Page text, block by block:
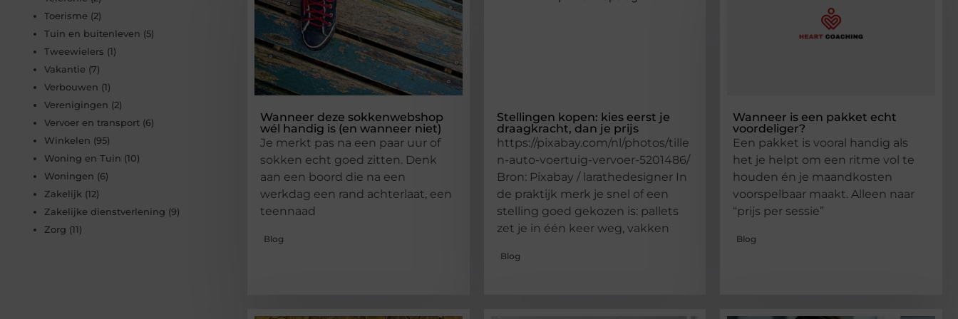
Toerisme (2)
Tuin en buitenleven (5)
Tweewielers (1)
Vakantie (7)
Verbouwen (1)
Verenigingen (2)
Vervoer en transport (6)
Winkelen (95)
Woning en Tuin (10)
Woningen (6)
Zakelijk (12)
Zakelijke dienstverlening (9)
Zorg (11)
Wanneer deze sokkenwebshop
wél handig is (en wanneer niet)
Je merkt pas na een paar uur of
sokken echt goed zitten. Denk
aan een boord die na een
werkdag een rand achterlaat, een
teennaad
Blog
Stellingen kopen: kies eerst je
draagkracht, dan je prijs
https://pixabay.com/nl/photos/tille
n-auto-voertuig-vervoer-5201486/
Bron: Pixabay / larathedesigner In
de praktijk merk je snel of een
stelling goed gekozen is: pallets
zet je in één keer weg, vakken
Blog
Wanneer is een pakket echt
voordeliger?
Een pakket is vooral handig als
het je helpt om een ritme vol te
houden én je maandkosten
voorspelbaar maakt. Alleen naar
“prijs per sessie”
Blog